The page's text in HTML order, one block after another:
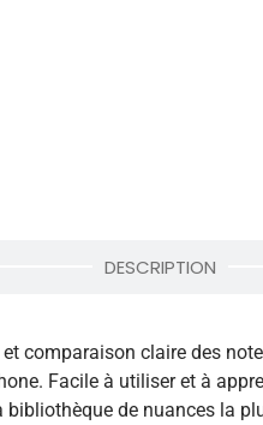
DESCRIPTION
comparaison claire des
Facile à utiliser et à
de nuances la